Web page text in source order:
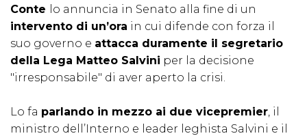
Conte
lo annuncia in Senato alla fine di un
intervento di un’ora in cui difende con forza il
suo governo e attacca duramente il segretario
della Lega Matteo Salvini per la decisione
"irresponsabile" di aver aperto la crisi.
Lo fa parlando in mezzo ai due vicepremier, il
ministro dell’Interno e leader leghista Salvini e il